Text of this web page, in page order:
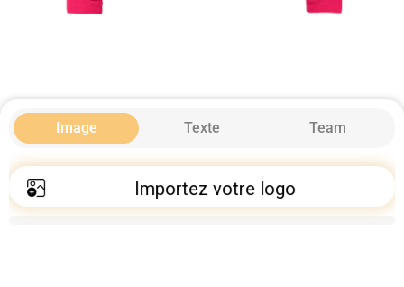
Image Texte Team
Importez votre logo